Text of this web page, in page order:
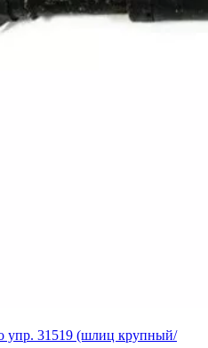
упр. 31519 (шлиц крупный/